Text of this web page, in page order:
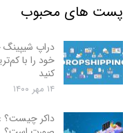
پست های محبوب
دراپ
خود را با
کنید
۱۴ مهر ۱۴۰۰